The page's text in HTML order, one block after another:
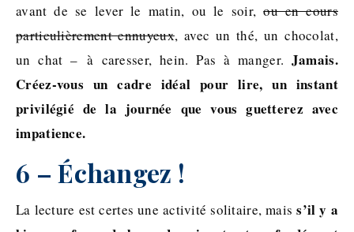
avant de se lever le matin, ou le soir,ou en cours
particulièrement ennuyeux, avec un thé, un chocolat,
un chat – à caresser, hein. Pas à manger. Jamais.
Créez-vous un cadre idéal pour lire, un instant
privilégié de la journée que vous guetterez avec
impatience.
6 – Échangez !
La lecture est certes une activité solitaire, maiss’il y a